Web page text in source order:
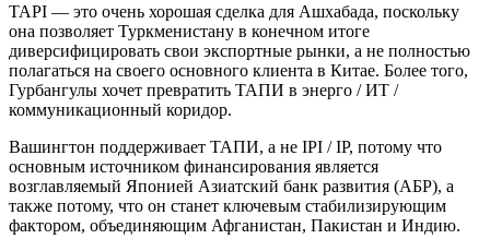
TAPI — это очень хорошая сделка для Ашхабада, поскольку
она позволяет Туркменистану в конечном итоге
диверсифицировать свои экспортные рынки, а не полностью
полагаться на своего основного клиента в Китае. Более того,
Гурбангулы хочет превратить ТАПИ в энерго / ИТ /
коммуникационный коридор.
Вашингтон поддерживает ТАПИ, а не IPI / IP, потому что
основным источником финансирования является
возглавляемый Японией Азиатский банк развития (АБР), а
также потому, что он станет ключевым стабилизирующим
фактором, объединяющим Афганистан, Пакистан и Индию.